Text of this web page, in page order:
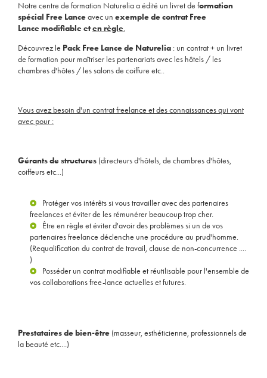
Notre centre de formation Naturelia a édité un livret de formation
spécial Free Lanceavec un exemple de contrat Free
Lance modifiable eten règle.
Découvrez le Pack Free Lance de Naturelia : un contrat + un livret
de formation pour maîtriser les partenariats avec les hôtels / les
chambres d'hôtes / les salons de coiffure etc..
Vous avez besoin d'un contrat freelance et des connaissances qui vont
avec pour :
Gérants de structures (directeurs d'hôtels, de chambres d'hôtes,
coiffeurs etc...)
Protéger vos intérêts si vous travailler avec des partenaires
freelances et éviter de les rémunérer beaucoup trop cher.
Être en règle et éviter d'avoir des problèmes si un de vos
partenaires freelance déclenche une procédure au prud'homme.
(Requalification du contrat de travail, clause de non-concurrence ....
)
Posséder un contrat modifiable et réutilisable pour l'ensemble de
vos collaborations free-lance actuelles et futures.
Prestataires de bien-être (masseur, esthéticienne, professionnels de
la beauté etc....)